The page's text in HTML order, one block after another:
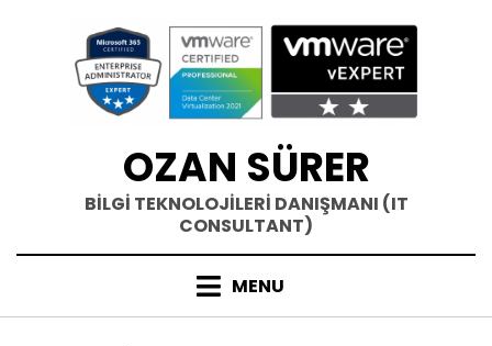
OZAN SÜRER
BİLGİ TEKNOLOJİLERİ DANIŞMANI (IT
CONSULTANT)
MENU